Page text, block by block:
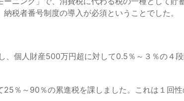
税者番号制度の導入が必須ということでした。
、個人財産500万円超に対して0.5％～３％の４
％～90％の累進税を課しました。これは１回性